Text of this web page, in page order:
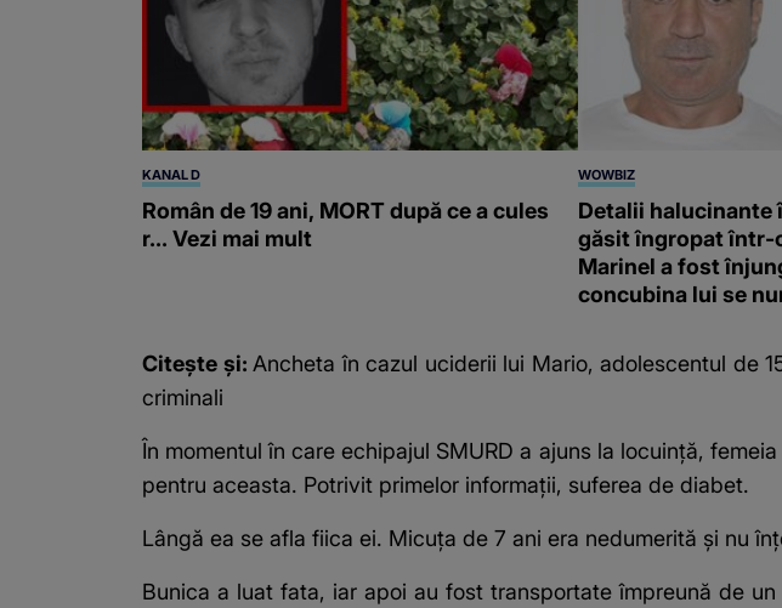
KANAL D
Român de 19 ani, MORT după ce a cules
r... Vezi mai mult
WOWBIZ
Detalii halucinante
găsit îngropat într-
Marinel a fost
concubina lui se
Citește și: Ancheta în cazul uciderii lui Mario, adolescentul de
criminali
În momentul în care echipajul SMURD a ajuns la locuință,
pentru aceasta. Potrivit primelor informații, suferea de diabet.
Lângă ea se afla fiica ei. Micuța de 7 ani era nedumerită și nu
Bunica a luat fata, iar apoi au fost transportate împreună de